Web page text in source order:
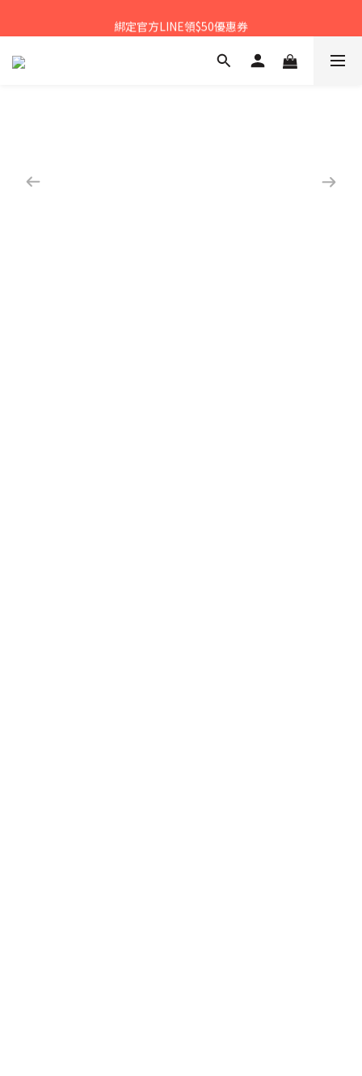
𝙉𝙀𝙒中秋禮盒早鳥預購享優惠!!
綁定官方LINE領$50優惠券
𝙉𝙀𝙒新朋友來報到～大寶礁蒜香新登場